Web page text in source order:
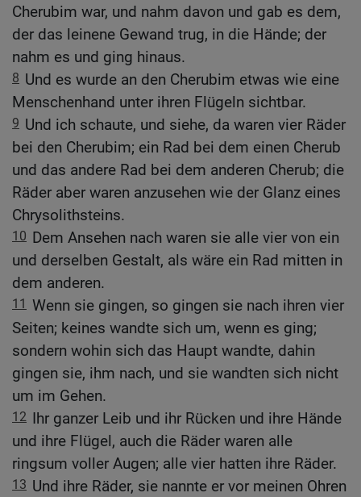
Cherubim war, und nahm davon und gab es dem,
der das leinene Gewand trug, in die Hände; der
nahm es und ging hinaus.
8 Und es wurde an den Cherubim etwas wie eine
Menschenhand unter ihren Flügeln sichtbar.
9 Und ich schaute, und siehe, da waren vier Räder
bei den Cherubim; ein Rad bei dem einen Cherub
und das andere Rad bei dem anderen Cherub; die
Räder aber waren anzusehen wie der Glanz eines
Chrysolithsteins.
10 Dem Ansehen nach waren sie alle vier von ein
und derselben Gestalt, als wäre ein Rad mitten in
dem anderen.
11 Wenn sie gingen, so gingen sie nach ihren vier
Seiten; keines wandte sich um, wenn es ging;
sondern wohin sich das Haupt wandte, dahin
gingen sie, ihm nach, und sie wandten sich nicht
um im Gehen.
12 Ihr ganzer Leib und ihr Rücken und ihre Hände
und ihre Flügel, auch die Räder waren alle
ringsum voller Augen; alle vier hatten ihre Räder.
13 Und ihre Räder, sie nannte er vor meinen Ohren